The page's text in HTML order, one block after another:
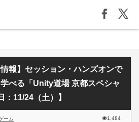
情報】セッション・ハンズオンで
べる「Unity道場 京都スペシャ
：11/24（土）】
ーム 1,484